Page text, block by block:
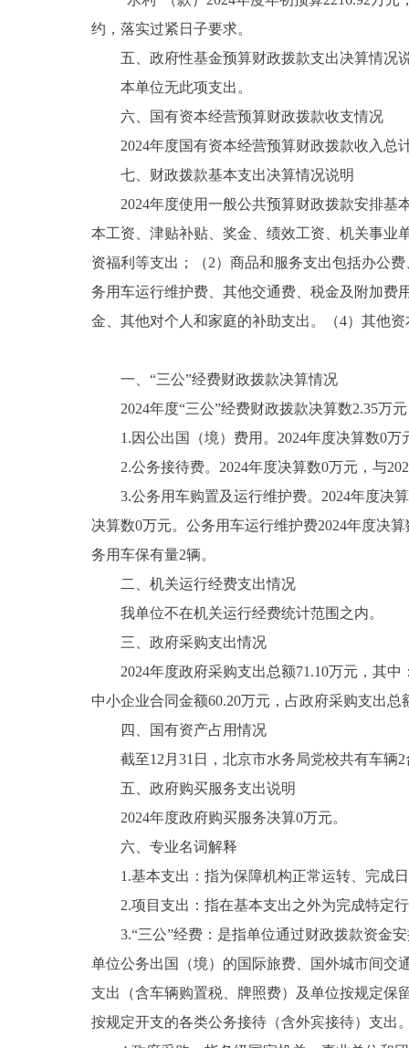
约，落实过紧日子要求。
五、政府性基金预算财政拨款支出决算情况
本单位无此项支出。
六、国有资本经营预算财政拨款收支情况
2024年度国有资本经营预算财政拨款收入总
七、财政拨款基本支出决算情况说明
2024年度使用一般公共预算财政拨款安排基本
本工资、津贴补贴、奖金、绩效工资、机关事业
资福利等支出；（2）商品和服务支出包括办公
务用车运行维护费、其他交通费、税金及附加费
金、其他对个人和家庭的补助支出。（4）其他
一、“三公”经费财政拨款决算情况
2024年度“三公”经费财政拨款决算数2.35万元
1.因公出国（境）费用。2024年度决算数0万
2.公务接待费。2024年度决算数0万元，与
3.公务用车购置及运行维护费。2024年度决算
决算数0万元。公务用车运行维护费2024年度决
务用车保有量2辆。
二、机关运行经费支出情况
我单位不在机关运行经费统计范围之内。
三、政府采购支出情况
2024年度政府采购支出总额71.10万元，其中
中小企业合同金额60.20万元，占政府采购支出
四、国有资产占用情况
截至12月31日，北京市水务局党校共有车辆2
五、政府购买服务支出说明
2024年度政府购买服务决算0万元。
六、专业名词解释
1.基本支出：指为保障机构正常运转、完成日
2.项目支出：指在基本支出之外为完成特定行
3.“三公”经费：是指单位通过财政拨款资金安
单位公务出国（境）的国际旅费、国外城市间交
支出（含车辆购置税、牌照费）及单位按规定保
按规定开支的各类公务接待（含外宾接待）支出